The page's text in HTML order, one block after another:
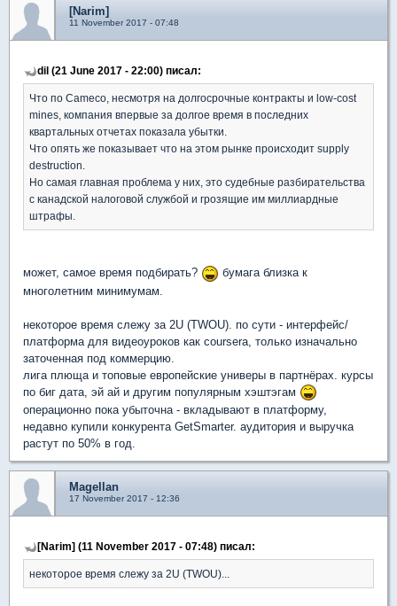
[Narim]
11 November 2017 - 07:48
dil (21 June 2017 - 22:00) писал:
Что по Cameco, несмотря на долгосрочные контракты и low-cost
mines, компания впервые за долгое время в последних
квартальных отчетах показала убытки.
Что опять же показывает что на этом рынке происходит supply
destruction.
Но самая главная проблема у них, это судебные разбирательства
с канадской налоговой службой и грозящие им миллиардные
штрафы.
может, самое время подбирать?
бумага близка к
многолетним минимумам.
некоторое время слежу за 2U (TWOU). по сути - интерфейс/
платформа для видеоуроков как coursera, только изначально
заточенная под коммерцию.
лига плюща и топовые европейские универы в партнёрах. курсы
по биг дата, эй ай и другим популярным хэштэгам
операционно пока убыточна - вкладывают в платформу,
недавно купили конкурента GetSmarter. аудитория и выручка
растут по 50% в год.
Magellan
17 November 2017 - 12:36
[Narim] (11 November 2017 - 07:48) писал:
некоторое время слежу за 2U (TWOU)...